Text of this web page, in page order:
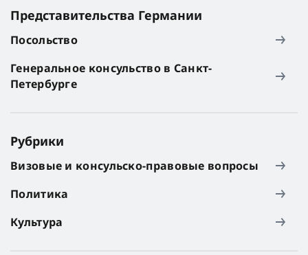
Представительства Германии
Посольство
Генеральное консульство в Санкт-
Петербурге
Рубрики
Визовые и консульско-правовые вопросы
Политика
Культура